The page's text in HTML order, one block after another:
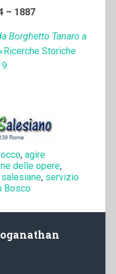
– 1887
Borghetto Tanaro a
Storiche
, agire
delle opere,
, servizio
Bosco